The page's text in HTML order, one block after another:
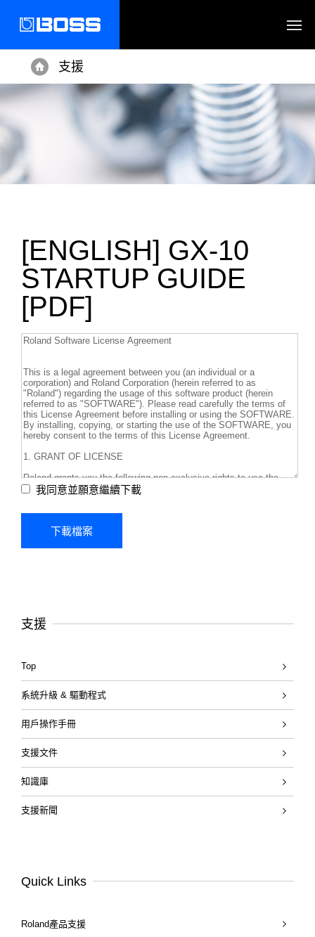
Home
支援
[ENGLISH] GX-10
STARTUP GUIDE
[PDF]
我同意並願意繼續下載
支援
Top
系統升級 & 驅動程式
用戶操作手冊
支援文件
知識庫
支援新聞
Quick Links
Roland產品支援